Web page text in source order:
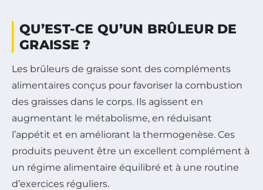
QU’EST-CE QU’UN BRÛLEUR DE
GRAISSE ?
Les brûleurs de graisse sont des compléments
alimentaires conçus pour favoriser la combustion
des graisses dans le corps. Ils agissent en
augmentant le métabolisme, en réduisant
l’appétit et en améliorant la thermogenèse. Ces
produits peuvent être un excellent complément à
un régime alimentaire équilibré et à une routine
d’exercices réguliers.